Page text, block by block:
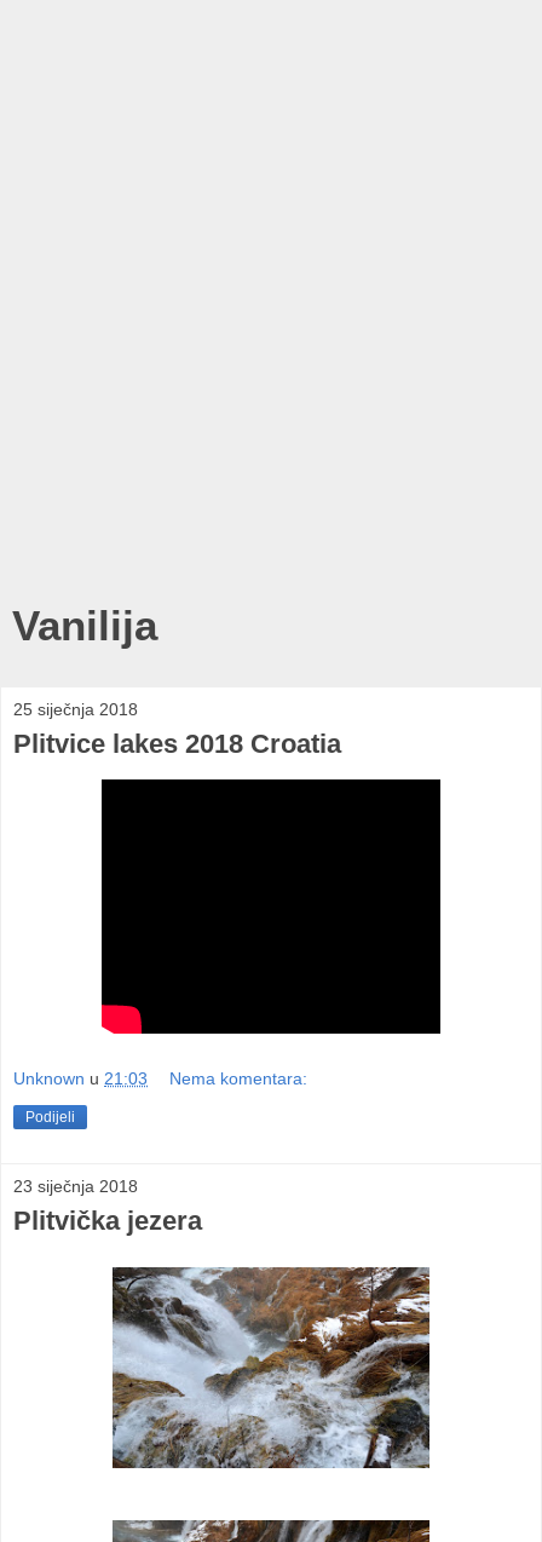
Vanilija
25 siječnja 2018
Plitvice lakes 2018 Croatia
Unknown u 21:03 Nema komentara:
Podijeli
23 siječnja 2018
Plitvička jezera